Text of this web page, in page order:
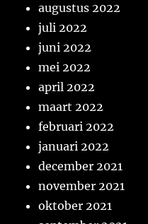
augustus 2022
juli 2022
juni 2022
mei 2022
april 2022
maart 2022
februari 2022
januari 2022
december 2021
november 2021
oktober 2021